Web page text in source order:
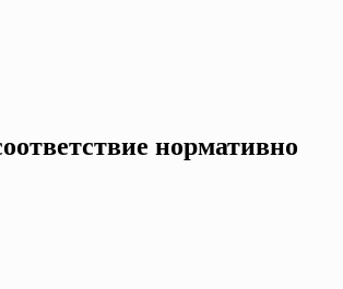
нормативно